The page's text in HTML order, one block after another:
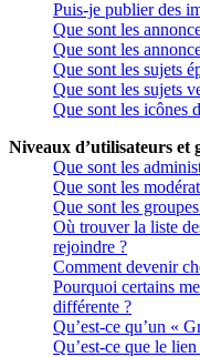
Puis-je publier des
Que sont les
Que sont les
Que sont les sujets
Que sont les sujets
Que sont les icônes
Niveaux d’utilisateurs et
Que sont les
Que sont les
Que sont les
Où trouver la liste
rejoindre ?
Comment devenir
Pourquoi certains
différente ?
Qu’est-ce qu’un «
Qu’est-ce que le